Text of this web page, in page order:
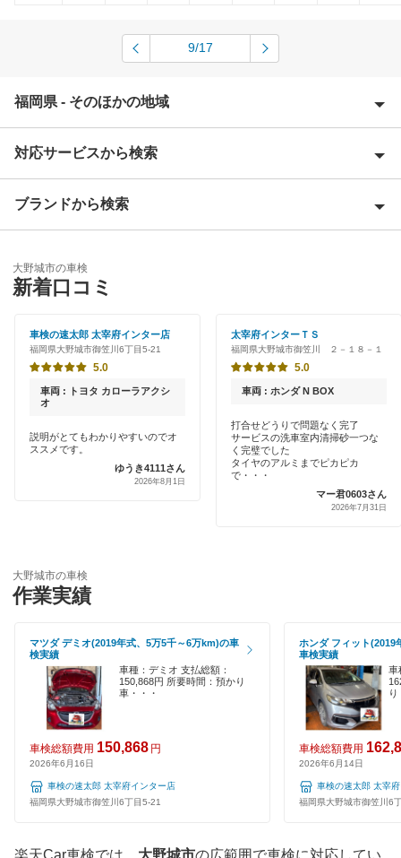
9/17
福岡県 - そのほかの地域
朝倉郡
飯塚市
糸島市
うきは市
大川市
大牟田市
小郡市
遠賀郡
嘉麻市
久留米市
古賀市
田川郡
田川市
筑後市
対応サービスから検索
Award 受賞店
特典あり
新車初回割りあり
早割りあり
輸入車OK
ハイブリッド車OK
EV車OK
120分以内の車検
1日車検
夜間受付
整備保証
ブランドから検索
「車検の速太郎」
アップル車検
オートバックス
出光リテール車検
伊藤忠エネクス
GTNET×カフェ車検
出光興産「らくらく安心車検」
エネフリ車検
くるまクリニック
安心WE！車検
大野城市の車検
新着口コミ
車検の速太郎 太宰府インター店
福岡県大野城市御笠川6丁目5-21
5.0
車両 : トヨタ カローラアクシ
オ
説明がとてもわかりやすいのでオ
ススメです。
ゆうき4111さん
2026年8月1日
太宰府インターＴＳ
福岡県大野城市御笠川 ２－１８－１
5.0
車両 : ホンダ N BOX
打合せどうりで問題なく完了
サービスの洗車室内清掃砂一つな
く完璧でした
タイヤのアルミまでピカピカ
で・・・
マー君0603さん
2026年7月31日
大野城市の車検
作業実績
マツダ デミオ(2019年式、5万5千～6万km)の車
検実績
車種：デミオ 支払総額：
150,868円 所要時間：預かり
車・・・
車検総額費用 150,868 円
2026年6月16日
車検の速太郎 太宰府インター店
福岡県大野城市御笠川6丁目5-21
ホンダ フィット(2019
車検実績
車
車検総額費用
2026年6月14日
車検の速太郎 太宰
福岡県大野城市御笠川6
楽天Car車検では、 大野城市の広範囲で車検に対応してい